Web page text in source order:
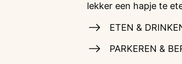
lekker een hapje te
ETEN &
PARKEREN &